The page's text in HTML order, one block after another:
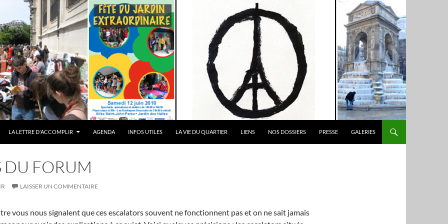
LA LETTRE D'ACCOMPLIR AGENDA INFOS UTILES LA VIE DU QUARTIER LIENS NOS DOSSIERS PRESSE GALERIES
DU FORUM
LAISSER UN COMMENTAIRE
vous nous signalent que ces escalators souvent ne fonctionnent pas et on ne sait jamais